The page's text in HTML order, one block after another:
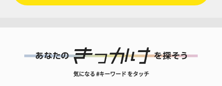
気になる #キーワード をタッチ